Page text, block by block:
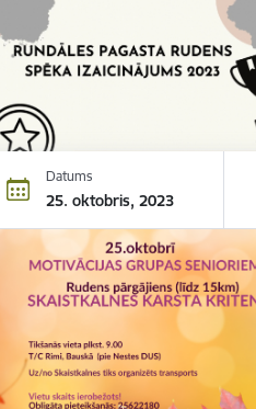
Datums
25. oktobris, 2023